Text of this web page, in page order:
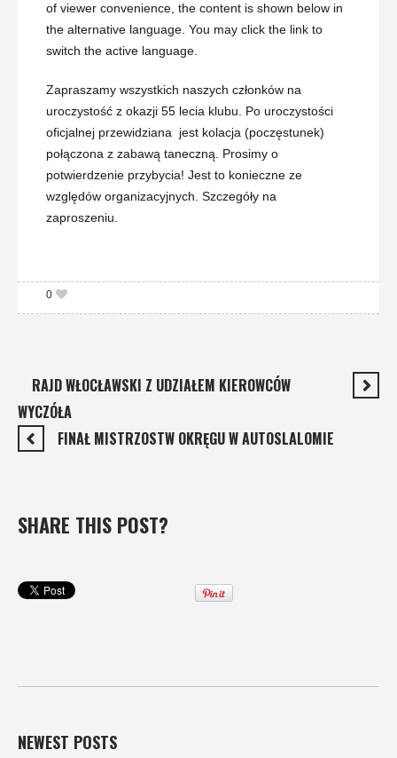
of viewer convenience, the content is shown below in
the alternative language. You may click the link to
switch the active language.
Zapraszamy wszystkich naszych członków na
uroczystość z okazji 55 lecia klubu. Po uroczystości
oficjalnej przewidziana jest kolacja (poczęstunek)
połączona z zabawą taneczną. Prosimy o
potwierdzenie przybycia! Jest to konieczne ze
względów organizacyjnych. Szczegóły na
zaproszeniu.
0
RAJD WŁOCŁAWSKI Z UDZIAŁEM KIEROWCÓW
WYCZÓŁA
FINAŁ MISTRZOSTW OKRĘGU W AUTOSLALOMIE
SHARE THIS POST?
NEWEST POSTS